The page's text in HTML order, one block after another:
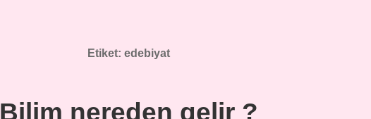
Etiket:edebiyat
Bilim nereden gelir ?